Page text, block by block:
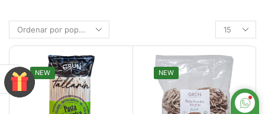
NEW NEW